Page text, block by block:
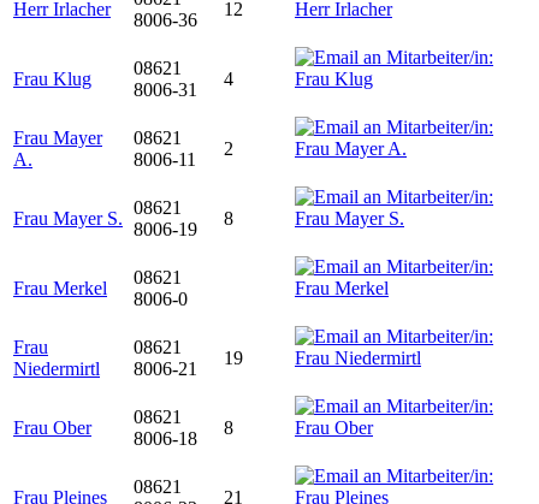
Herr Irlacher
8006-36
12
Frau Klug
08621
8006-31
4
Frau Mayer
A.
08621
8006-11
2
Frau Mayer S.
08621
8006-19
8
Frau Merkel
08621
8006-0
Frau
Niedermirtl
08621
8006-21
19
Frau Ober
08621
8006-18
8
Frau Pleines
08621
21